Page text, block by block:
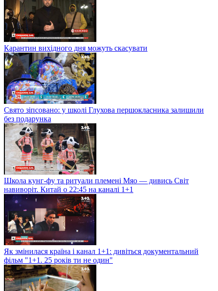
Карантин вихідного дня можуть скасувати
Свято зіпсовано: у школі Глухова першокласника залишили
без подарунка
Школа кунг-фу та ритуали племені Мяо — дивись Світ
навиворіт. Китай о 22:45 на каналі 1+1
Як змінилася країна і канал 1+1: дивіться документальний
фільм "1+1. 25 років ти не один"